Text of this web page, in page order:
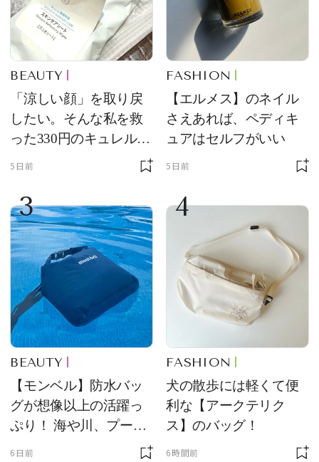
BEAUTY
「涼しい顔」を取り戻
したい。そんな私を救
った330円のキュレル名
5日前
FASHION
【エルメス】のネイル
さえあれば、ペディキ
ュアはセルフがいい
5日前
3
BEAUTY
【モンベル】防水バッ
グが想像以上の活躍っ
ぷり！ 海や川、プール
6日前
4
FASHION
犬の散歩には軽くて便
利な【アークテリク
ス】のバッグ！
6時間前